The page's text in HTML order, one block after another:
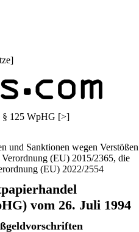
]
§ 125 WpHG [>]
und Sanktionen wegen Verstößen
(EU) 2015/2365, die
(EU) 2022/2554
vom 26. Juli 1994